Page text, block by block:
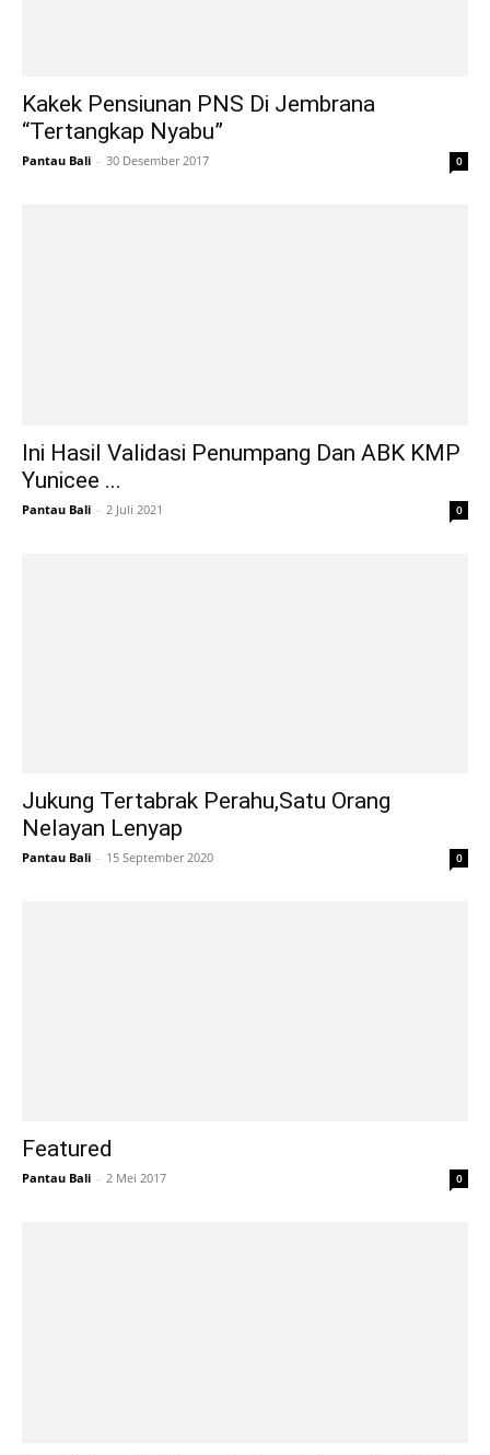
Kakek Pensiunan PNS Di Jembrana
“Tertangkap Nyabu”
Pantau Bali - 30 Desember 2017 0
Ini Hasil Validasi Penumpang Dan ABK KMP
Yunicee ...
Pantau Bali - 2 Juli 2021 0
Jukung Tertabrak Perahu,Satu Orang
Nelayan Lenyap
Pantau Bali - 15 September 2020 0
Featured
Pantau Bali - 2 Mei 2017 0